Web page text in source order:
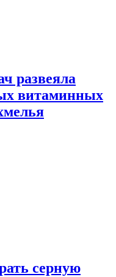
развеяла
витаминных
серную